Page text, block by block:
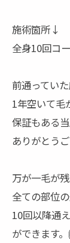
施術箇所↓
全身10回コ
前通ってい
1年空いて毛
保証もある
ありがとう
万が一毛が
全ての部位
10回以降通
ができます。